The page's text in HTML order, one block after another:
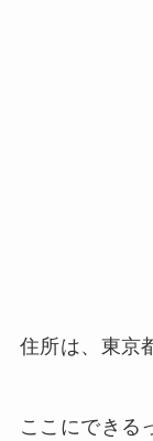
住所は、東京
ここにできる